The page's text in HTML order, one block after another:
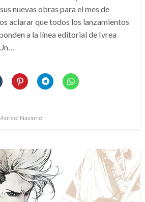
nuevas obras para el mes de
aclarar que todos los lanzamientos
a la línea editorial de Ivrea
Navarro